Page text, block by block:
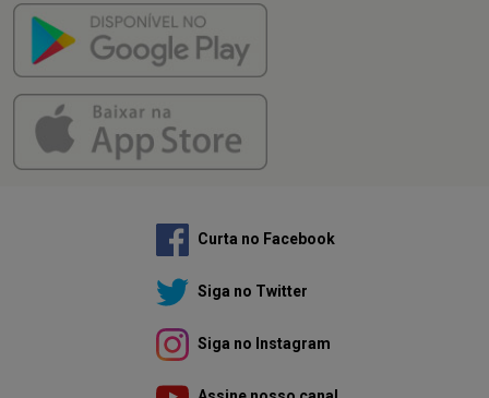
Curta no Facebook
Siga no Twitter
Siga no Instagram